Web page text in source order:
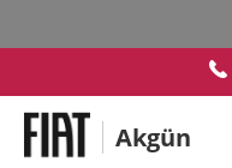
Akgün